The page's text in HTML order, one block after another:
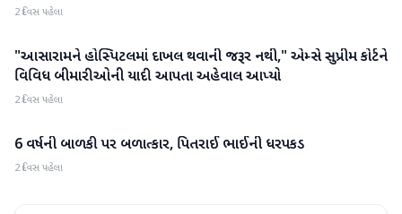
2 દિવસ પહેલા
રાષ્ટ્રીય
"આસારામને હોસ્પિટલમાં દાખલ થવાની જરૂર નથી," એમ્સે સુપ્રીમ કોર્ટને
વિવિધ બીમારીઓની યાદી આપતા અહેવાલ આપ્યો
2 દિવસ પહેલા
રાષ્ટ્રીય
6 વર્ષની બાળકી પર બળાત્કાર, પિતરાઈ ભાઈની ધરપકડ
2 દિવસ પહેલા